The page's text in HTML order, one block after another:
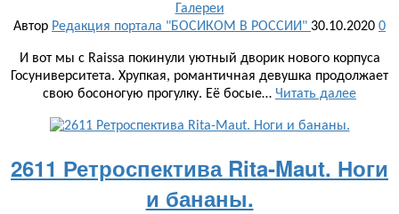
Галереи
Автор Редакция портала "БОСИКОМ В РОССИИ" 30.10.2020 0
И вот мы с Raissa покинули уютный дворик нового корпуса
Госуниверситета. Хрупкая, романтичная девушка продолжает
свою босоногую прогулку. Её босые… Читать далее
2611 Ретроспектива Rita-Maut. Ноги
и бананы.